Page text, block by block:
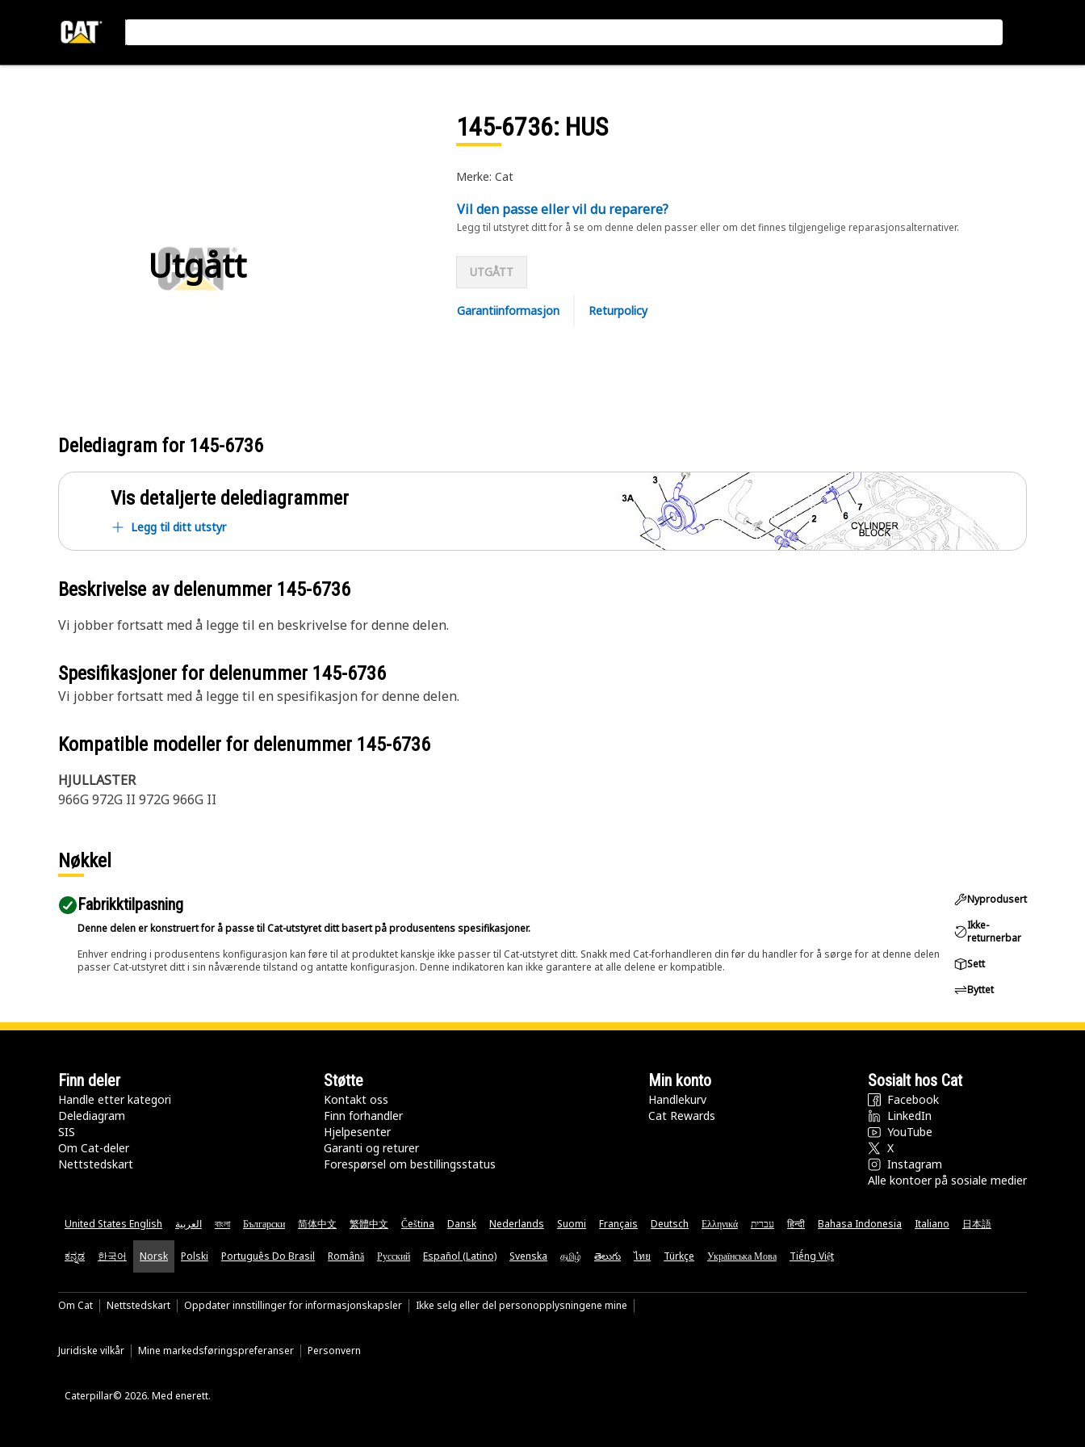
Utgått
145-6736: HUS
Merke: Cat
Vil den passe eller vil du reparere?
Legg til utstyret ditt for å se om denne delen passer eller om det finnes tilgjengelige reparasjonsalternativer.
UTGÅTT
Garantiinformasjon Returpolicy
Delediagram for 145-6736
Vis detaljerte delediagrammer
Legg til ditt utstyr
Beskrivelse av delenummer 145-6736
Vi jobber fortsatt med å legge til en beskrivelse for denne delen.
Spesifikasjoner for delenummer 145-6736
Vi jobber fortsatt med å legge til en spesifikasjon for denne delen.
Kompatible modeller for delenummer 145-6736
HJULLASTER
966G 972G II 972G 966G II
Nøkkel
Fabrikktilpasning
Denne delen er konstruert for å passe til Cat-utstyret ditt basert på produsentens spesifikasjoner.
Enhver endring i produsentens konfigurasjon kan føre til at produktet kanskje ikke passer til Cat-utstyret ditt. Snakk med Cat-forhandleren din før du handler for å sørge for at denne delen
passer Cat-utstyret ditt i sin nåværende tilstand og antatte konfigurasjon. Denne indikatoren kan ikke garantere at alle delene er kompatible.
Nyprodusert
Ikke-
returnerbar
Sett
Byttet
Finn deler
Handle etter kategori
Delediagram
SIS
Om Cat-deler
Nettstedskart
Støtte
Kontakt oss
Finn forhandler
Hjelpesenter
Garanti og returer
Forespørsel om bestillingsstatus
Min konto
Handlekurv
Cat Rewards
Sosialt hos Cat
Facebook
LinkedIn
YouTube
X
Instagram
Alle kontoer på sosiale medier
United States English العربية বাংলা Български 简体中文 繁體中文 Čeština Dansk Nederlands Suomi Français Deutsch Ελληνικά עברית हिन्दी Bahasa Indonesia Italiano 日本語
ಕನ್ನಡ 한국어 Norsk Polski Português Do Brasil Română Русский Español (Latino) Svenska தமிழ் తెలుగు ไทย Türkçe Українська Мова Tiếng Việt
Om Cat Nettstedskart Oppdater innstillinger for informasjonskapsler Ikke selg eller del personopplysningene mine
Juridiske vilkår Mine markedsføringspreferanser Personvern
Caterpillar© 2026. Med enerett.